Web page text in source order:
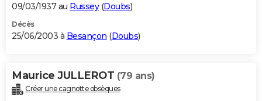
09/03/1937 au Russey(Doubs)
Décès
25/06/2003 à Besançon (Doubs)
Maurice JULLEROT (79 ans)
Créer une cagnotte obsèques